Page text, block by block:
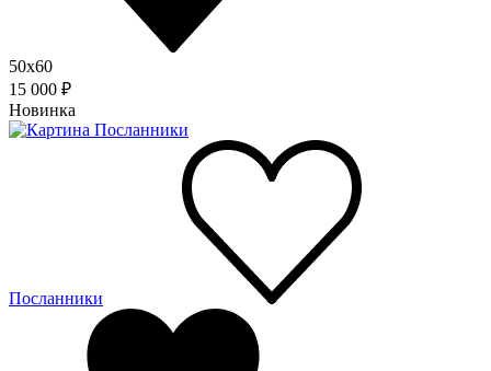
50x60
15 000 ₽
Новинка
Посланники